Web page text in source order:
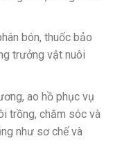
bón, thuốc bảo
trưởng vật nuôi
ao hồ phục vụ
trồng, chăm sóc và
như sơ chế và